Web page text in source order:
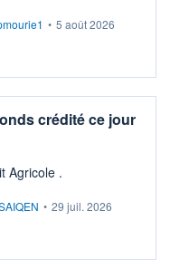
• 5 août 2026
crédité ce jour
Agricole .
• 29 juil. 2026